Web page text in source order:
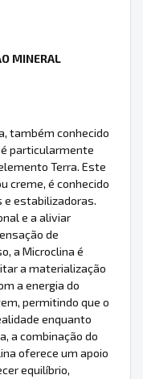
MINERAL
também conhecido
particularmente
Terra. Este
creme, é conhecido
estabilizadoras.
e a aliviar
de
a Microclina é
a materialização
a energia do
permitindo que o
enquanto
a combinação do
oferece um apoio
equilíbrio,